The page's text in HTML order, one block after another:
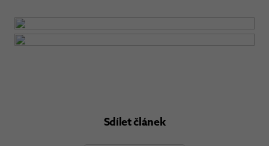
Sdílet článek